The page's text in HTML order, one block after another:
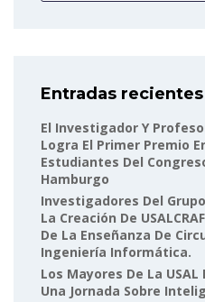
Entradas recientes
El Investigador Y
Logra El Primer Premio
Estudiantes Del
Hamburgo
Investigadores Del
La Creación De
De La Enseñanza De
Ingeniería Informática.
Los Mayores De La
Una Jornada Sobre